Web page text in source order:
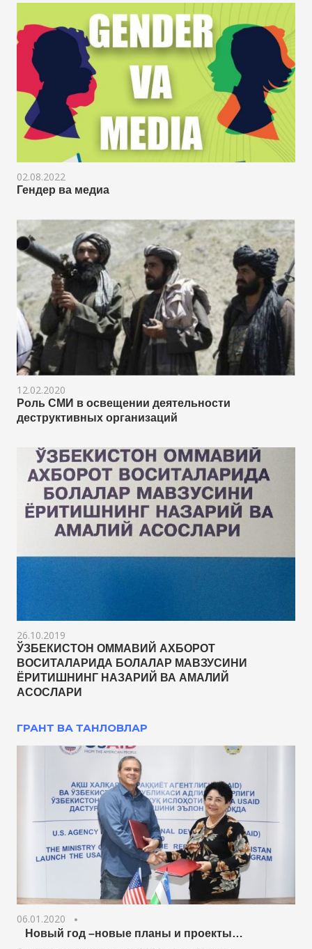
02.08.2022
Гендер ва медиа
12.02.2020
Роль СМИ в освещении деятельности
деструктивных организаций
26.10.2019
ЎЗБЕКИСТОН ОММАВИЙ АХБОРОТ
ВОСИТАЛАРИДА БОЛАЛАР МАВЗУСИНИ
ЁРИТИШНИНГ НАЗАРИЙ ВА АМАЛИЙ
АСОСЛАРИ
ГРАНТ ВА ТАНЛОВЛАР
06.01.2020
Новый год –новые планы и проекты…